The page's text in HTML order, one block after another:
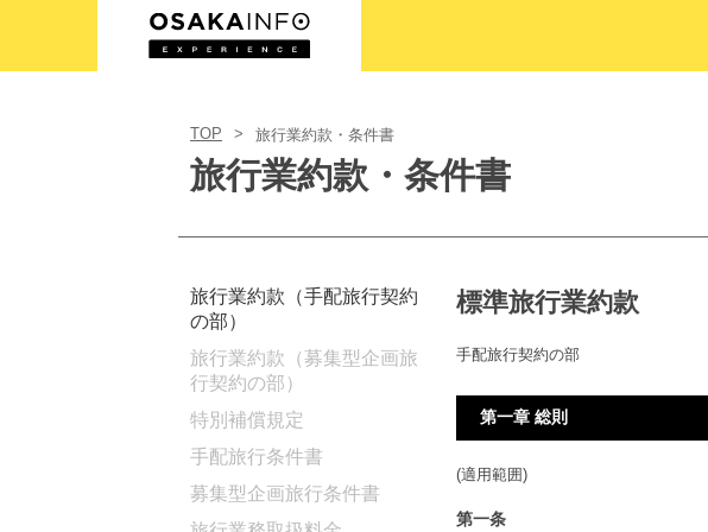
TOP 旅行業約款・条件書
旅行業約款・条件書
旅行業約款（手配旅行契約
の部）
旅行業約款（募集型企画旅
行契約の部）
特別補償規定
手配旅行条件書
募集型企画旅行条件書
標準旅行業約款
手配旅行契約の部
第一章 総則
(適用範囲)
第一条